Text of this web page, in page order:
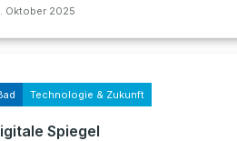
Oktober 2025
Technologie & Zukunft
Spiegel